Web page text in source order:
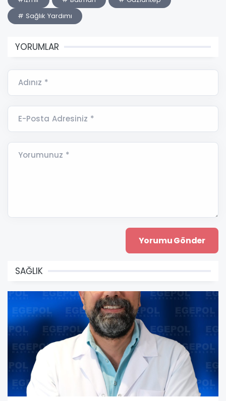
# Sağlık Yardımı
YORUMLAR
Adınız *
E-Posta Adresiniz *
Yorumunuz *
SAĞLIK